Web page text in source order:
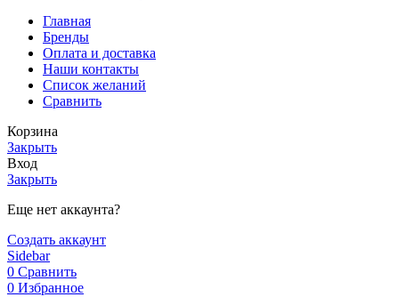
Главная
Бренды
Оплата и доставка
Наши контакты
Список желаний
Сравнить
Корзина
Закрыть
Вход
Закрыть
Еще нет аккаунта?
Создать аккаунт
Sidebar
0 Сравнить
0 Избранное